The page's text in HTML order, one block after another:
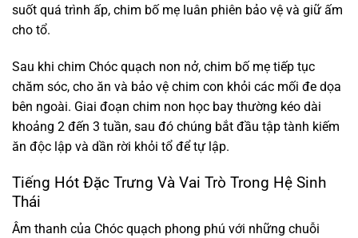
suốt quá trình ấp, chim bố mẹ luân phiên bảo vệ và giữ ấm
cho tổ.
Sau khi chim Chóc quạch non nở, chim bố mẹ tiếp tục
chăm sóc, cho ăn và bảo vệ chim con khỏi các mối đe dọa
bên ngoài. Giai đoạn chim non học bay thường kéo dài
khoảng 2 đến 3 tuần, sau đó chúng bắt đầu tập tành kiếm
ăn độc lập và dần rời khỏi tổ để tự lập.
Tiếng Hót Đặc Trưng Và Vai Trò Trong Hệ Sinh
Thái
Âm thanh của Chóc quạch phong phú với những chuỗi